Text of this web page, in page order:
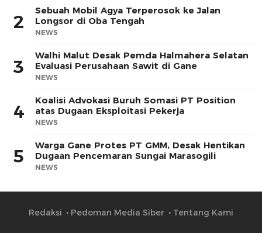
2
Sebuah Mobil Agya Terperosok ke Jalan
Longsor di Oba Tengah
NEWS
3
Walhi Malut Desak Pemda Halmahera Selatan
Evaluasi Perusahaan Sawit di Gane
NEWS
4
Koalisi Advokasi Buruh Somasi PT Position
atas Dugaan Eksploitasi Pekerja
NEWS
5
Warga Gane Protes PT GMM, Desak Hentikan
Dugaan Pencemaran Sungai Marasogili
NEWS
Redaksi Pedoman Media Siber Tentang Kami